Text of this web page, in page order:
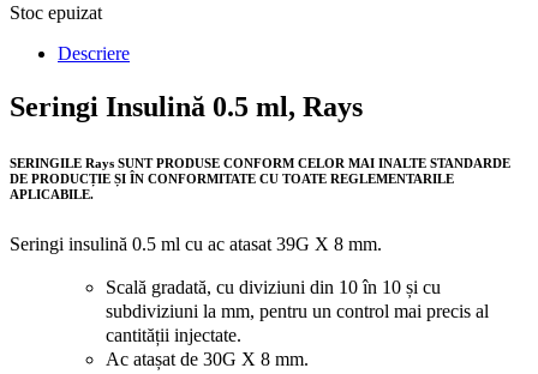
Stoc epuizat
Descriere
Seringi Insulină 0.5 ml, Rays
SERINGILE Rays SUNT PRODUSE CONFORM CELOR MAI INALTE STANDARDE
DE PRODUCȚIE ȘI ÎN CONFORMITATE CU TOATE REGLEMENTARILE
APLICABILE.
Seringi insulină 0.5 ml cu ac atasat 39G X 8 mm.
Scală gradată, cu diviziuni din 10 în 10 și cu
subdiviziuni la mm, pentru un control mai precis al
cantității injectate.
Ac atașat de 30G X 8 mm.